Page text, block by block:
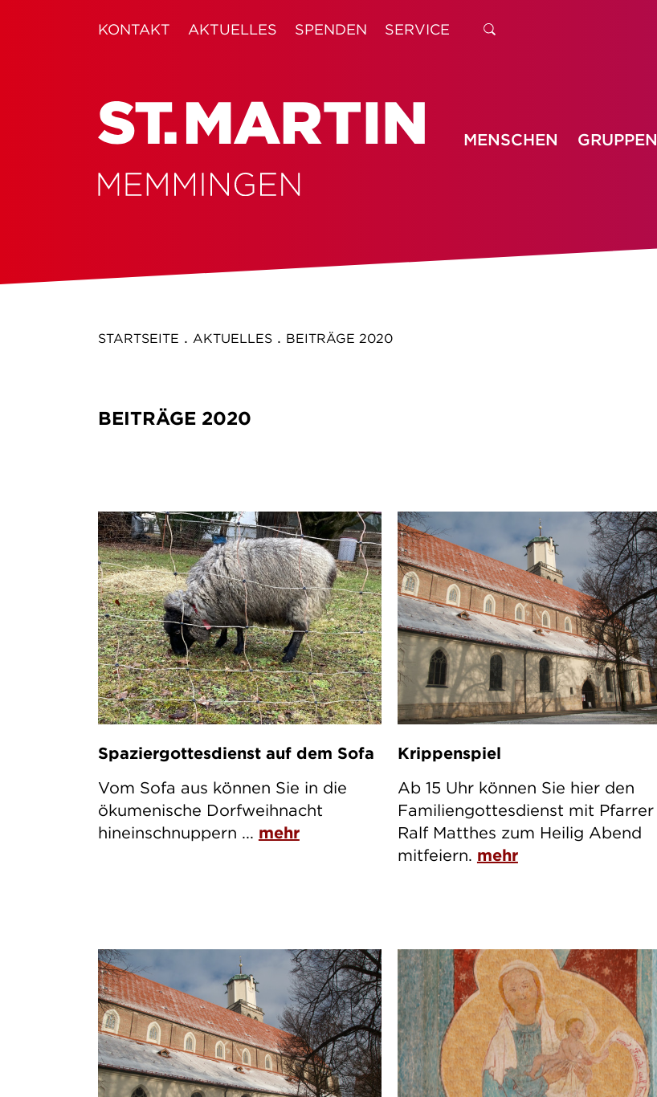
KONTAKT AKTUELLES SPENDEN SERVICE
MENSCHEN GRUPPEN
STARTSEITE . AKTUELLES. BEITRÄGE 2020
BEITRÄGE 2020
Spaziergottesdienst auf dem Sofa
Vom Sofa aus können Sie in die
ökumenische Dorfweihnacht
hineinschnuppern ... mehr
Krippenspiel
Ab 15 Uhr können Sie hier den
Familiengottesdienst mit Pfarrer
Ralf Matthes zum Heilig Abend
mitfeiern. mehr